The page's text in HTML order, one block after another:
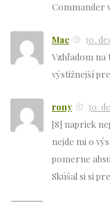
Commander
Mac
30.
Vzhľadom na
výstižnejší
rony
30.
[8] napriek
nejde mi o
pomerne
Skúšal si si